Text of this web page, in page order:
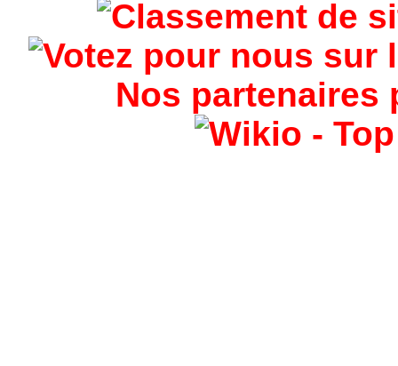
Nos partenaires